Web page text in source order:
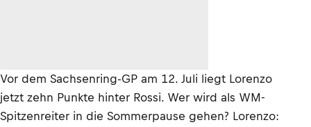
Vor dem Sachsenring-GP am 12. Juli liegt Lorenzo
jetzt zehn Punkte hinter Rossi. Wer wird als WM-
Spitzenreiter in die Sommerpause gehen? Lorenzo: